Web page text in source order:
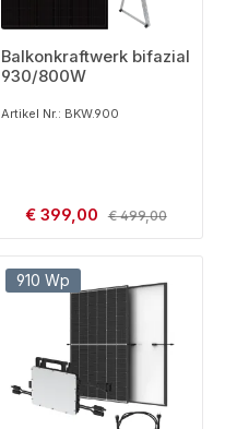
Balkonkraftwerk bifazial
930/800W
Artikel Nr.: BKW.900
Verkaufspreis:
€ 399,00 Regulärer Preis:
€ 499,00
910 Wp